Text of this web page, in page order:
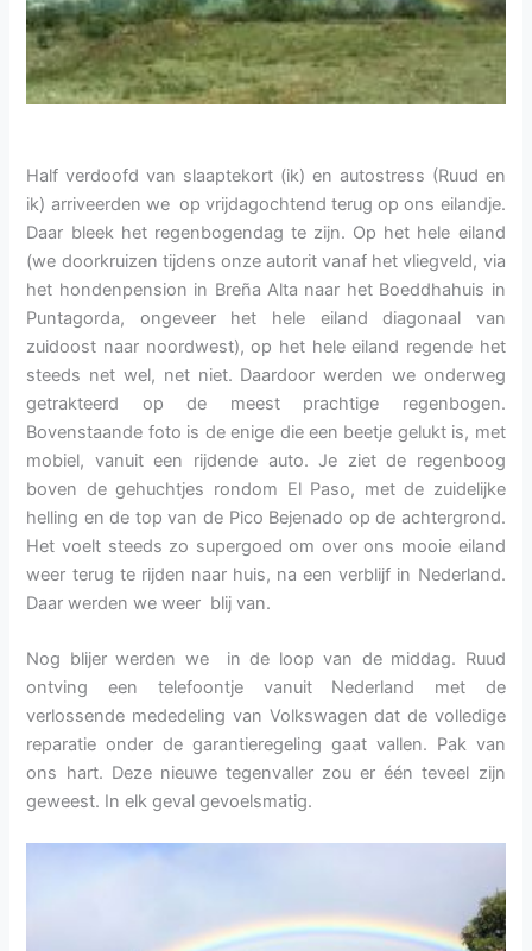
Half verdoofd van slaaptekort (ik) en autostress (Ruud en
ik) arriveerden we op vrijdagochtend terug op ons eilandje.
Daar bleek het regenbogendag te zijn. Op het hele eiland
(we doorkruizen tijdens onze autorit vanaf het vliegveld, via
het hondenpension in Breña Alta naar het Boeddhahuis in
Puntagorda, ongeveer het hele eiland diagonaal van
zuidoost naar noordwest), op het hele eiland regende het
steeds net wel, net niet. Daardoor werden we onderweg
getrakteerd op de meest prachtige regenbogen.
Bovenstaande foto is de enige die een beetje gelukt is, met
mobiel, vanuit een rijdende auto. Je ziet de regenboog
boven de gehuchtjes rondom El Paso, met de zuidelijke
helling en de top van de Pico Bejenado op de achtergrond.
Het voelt steeds zo supergoed om over ons mooie eiland
weer terug te rijden naar huis, na een verblijf in Nederland.
Daar werden we weer blij van.
Nog blijer werden we in de loop van de middag. Ruud
ontving een telefoontje vanuit Nederland met de
verlossende mededeling van Volkswagen dat de volledige
reparatie onder de garantieregeling gaat vallen. Pak van
ons hart. Deze nieuwe tegenvaller zou er één teveel zijn
geweest. In elk geval gevoelsmatig.